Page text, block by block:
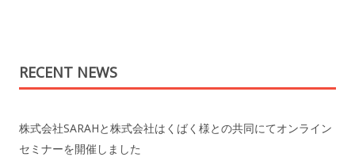
RECENT NEWS
株式会社SARAHと株式会社はくばく様との共同にてオンライン
セミナーを開催しました